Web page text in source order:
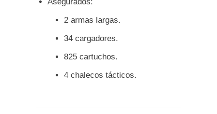
2 armas largas.
34 cargadores.
825 cartuchos.
4 chalecos tácticos.